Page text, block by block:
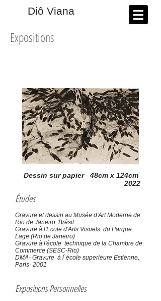
​Diô Viana
Expositions
Dessin sur papier 48cm x 124cm
2022
Études
Gravure et dessin au Musée d'Art Moderne de
Rio de Janeiro, Brésil
Gravure à l'Ecole d'Arts Visuels du Parque
Lage (Rio de Janeiro)
Gravure à l'école technique de la Chambre de
Commerce (SESC-Rio)
DMA- Gravure à l`école superieure Estienne,
Paris- 2001
Expositions Personnelles